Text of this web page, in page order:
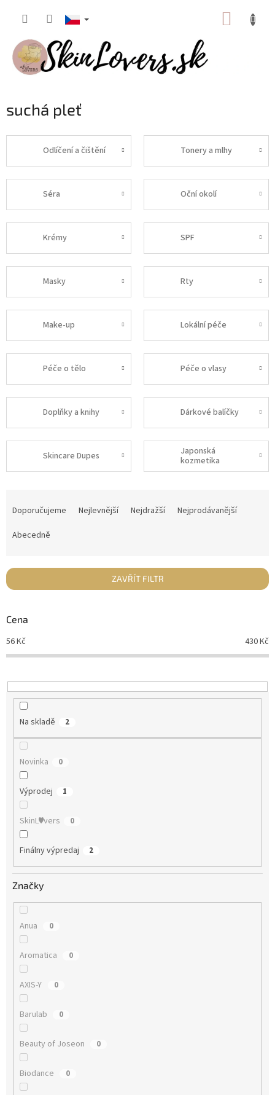
suchá pleť
Odlíčení a čištění Tonery a mlhy
Séra Oční okolí
Krémy SPF
Masky Rty
Make-up Lokální péče
Péče o tělo Péče o vlasy
Doplňky a knihy Dárkové balíčky
Skincare Dupes
Japonská
kozmetika
p
r
d
k
t
Doporučujeme Nejlevnější Nejdražší
Nejprodávanější
Abecedně
ZAVŘÍT FILTR
Cena
56Kč 430Kč
Na skladě 2
Novinka 0
Výprodej 1
SkinL♥vers 0
Finálny výpredaj 2
Značky
Anua 0
Aromatica 0
AXIS-Y 0
Barulab 0
Beauty of Joseon 0
Biodance 0